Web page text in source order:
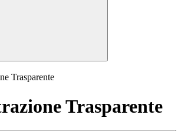
Trasparente
Trasparente